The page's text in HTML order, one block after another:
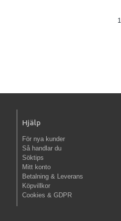
Hjälp
För nya kunder
Så handlar du
Söktips
Mitt konto
Betalning & Leverans
Köpvillkor
Cookies & GDPR